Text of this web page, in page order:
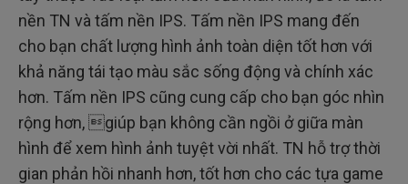
nền TN và tấm nền IPS. Tấm nền IPS mang đến
cho bạn chất lượng hình ảnh toàn diện tốt hơn với
khả năng tái tạo màu sắc sống động và chính xác
hơn. Tấm nền IPS cũng cung cấp cho bạn góc nhìn
rộng hơn, giúp bạn không cần ngồi ở giữa màn
hình để xem hình ảnh tuyệt vời nhất. TN hỗ trợ thời
gian phản hồi nhanh hơn, tốt hơn cho các tựa game